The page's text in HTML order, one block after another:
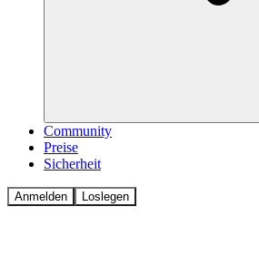
Community
Preise
Sicherheit
Anmelden Loslegen